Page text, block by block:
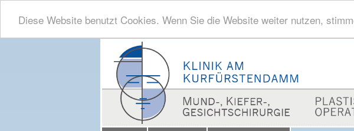
Diese Website benutzt Cookies. Wenn Sie die Website weiter nutzen,